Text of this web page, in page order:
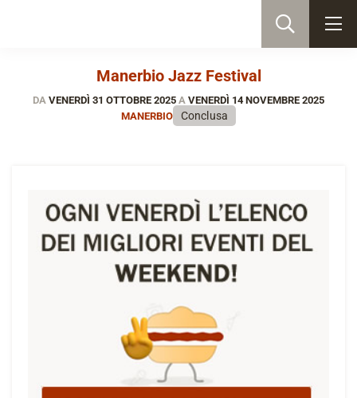
Manerbio Jazz Festival
DA VENERDÌ 31 OTTOBRE 2025 A VENERDÌ 14 NOVEMBRE 2025
MANERBIO
Conclusa